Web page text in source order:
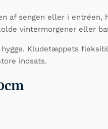
af sengen eller i entréen,
vintermorgener eller
Kludetæppets
indsats.